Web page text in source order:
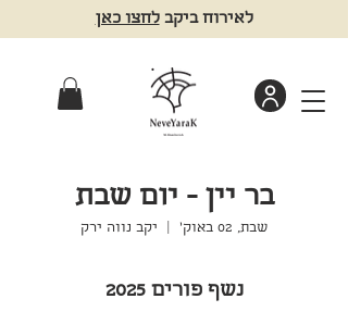
לאירוח ביקבלחצו כאן
בר יין - יום שבת
שבת, 02 באוק׳ יקב נווה ירק
נשף פורים 2025